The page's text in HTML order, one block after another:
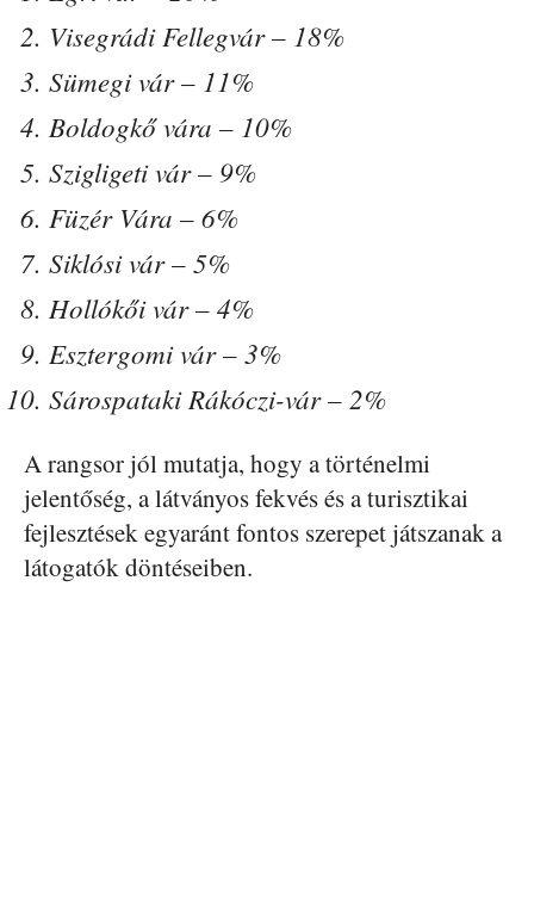
Visegrádi Fellegvár – 18%
Sümegi vár – 11%
Boldogkő vára – 10%
Szigligeti vár – 9%
Füzér Vára – 6%
Siklósi vár – 5%
Hollókői vár – 4%
Esztergomi vár – 3%
Sárospataki Rákóczi-vár – 2%
A rangsor jól mutatja, hogy a történelmi
jelentőség, a látványos fekvés és a turisztikai
fejlesztések egyaránt fontos szerepet játszanak a
látogatók döntéseiben.